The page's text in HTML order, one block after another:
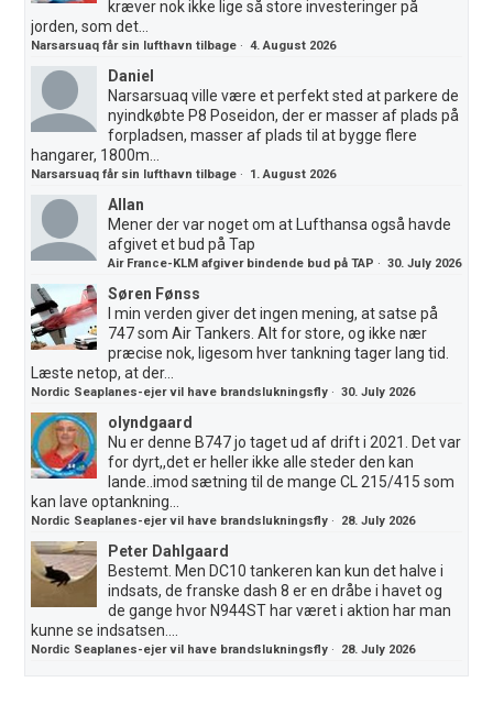
kræver nok ikke lige så store investeringer på
jorden, som det...
Narsarsuaq får sin lufthavn tilbage ·4. August 2026
Daniel
Narsarsuaq ville være et perfekt sted at parkere de
nyindkøbte P8 Poseidon, der er masser af plads på
forpladsen, masser af plads til at bygge flere
hangarer, 1800m...
Narsarsuaq får sin lufthavn tilbage · 1. August 2026
Allan
Mener der var noget om at Lufthansa også havde
afgivet et bud på Tap
Air France-KLM afgiver bindende bud på TAP ·30. July 2026
Søren Fønss
I min verden giver det ingen mening, at satse på
747 som Air Tankers. Alt for store, og ikke nær
præcise nok, ligesom hver tankning tager lang tid.
Læste netop, at der...
Nordic Seaplanes-ejer vil have brandslukningsfly ·30. July 2026
olyndgaard
Nu er denne B747 jo taget ud af drift i 2021. Det var
for dyrt,,det er heller ikke alle steder den kan
lande..imod sætning til de mange CL 215/415 som
kan lave optankning...
Nordic Seaplanes-ejer vil have brandslukningsfly · 28. July 2026
Peter Dahlgaard
Bestemt. Men DC10 tankeren kan kun det halve i
indsats, de franske dash 8 er en dråbe i havet og
de gange hvor N944ST har været i aktion har man
kunne se indsatsen....
Nordic Seaplanes-ejer vil have brandslukningsfly · 28. July 2026